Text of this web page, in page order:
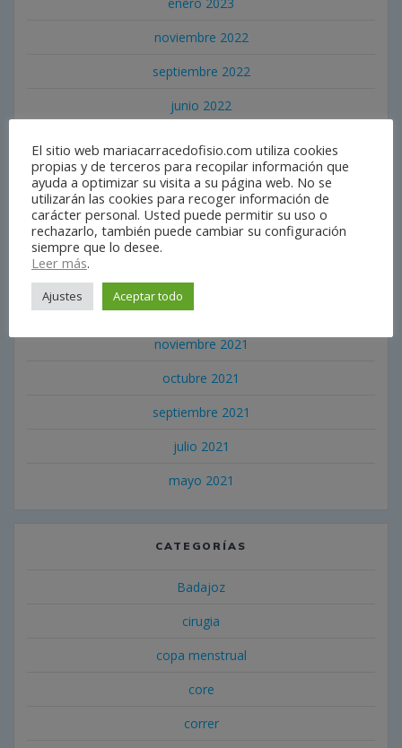
enero 2023
noviembre 2022
septiembre 2022
junio 2022
abril 2022
marzo 2022
diciembre 2021
noviembre 2021
octubre 2021
septiembre 2021
julio 2021
mayo 2021
CATEGORÍAS
Badajoz
cirugia
copa menstrual
core
correr
El sitio web mariacarracedofisio.com utiliza cookies
propias y de terceros para recopilar información que
ayuda a optimizar su visita a su página web. No se
utilizarán las cookies para recoger información de
carácter personal. Usted puede permitir su uso o
rechazarlo, también puede cambiar su configuración
siempre que lo desee.
Leer más.
Ajustes Aceptar todo